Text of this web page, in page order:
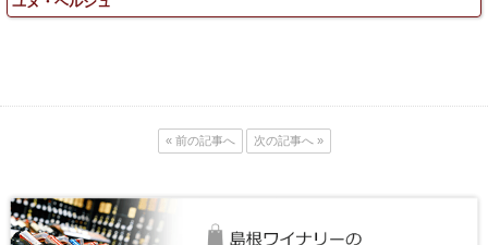
« 前の記事へ 次の記事へ »